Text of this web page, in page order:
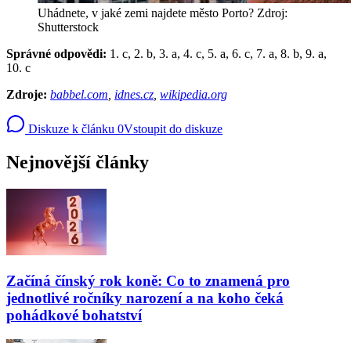
Uhádnete, v jaké zemi najdete město Porto? Zdroj:
Shutterstock
Správné odpovědi: 1. c, 2. b, 3. a, 4. c, 5. a, 6. c, 7. a, 8. b, 9. a,
10. c
Zdroje: babbel.com idnes.cz wikipedia.org
Diskuze k článku 0Vstoupit do diskuze
Nejnovější články
Začíná čínský rok koně: Co to znamená pro
jednotlivé ročníky narození a na koho čeká
pohádkové bohatství